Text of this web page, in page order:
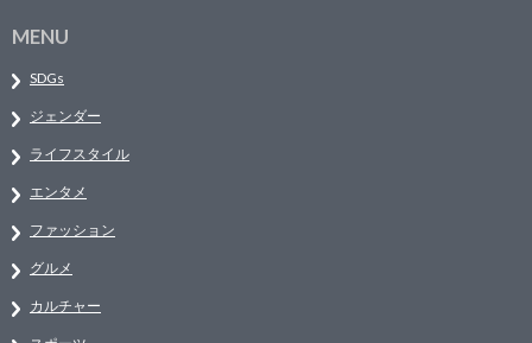
MENU
SDGs
ジェンダー
ライフスタイル
エンタメ
ファッション
グルメ
カルチャー